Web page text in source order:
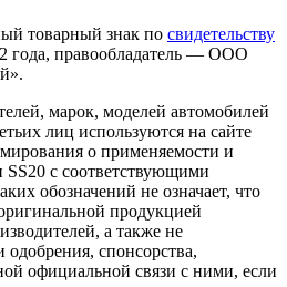
товарный знак по свидетельству
года, правообладатель — ООО
марок, моделей автомобилей
лиц используются на сайте
о применяемости и
с соответствующими
обозначений не означает, что
продукцией
а также не
одобрения, спонсорства,
официальной связи с ними, если